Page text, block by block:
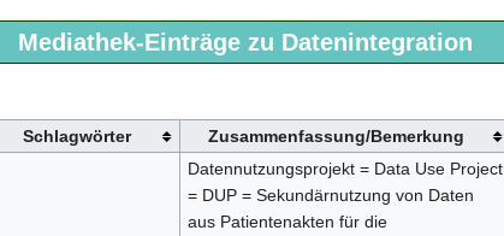
Mediathek-Einträge zu Datenintegration
Schlagwörter Zusammenfassung/Bemerkung
Datennutzungsprojekt = Data Use Project
= DUP = Sekundärnutzung von Daten
aus Patientenakten für die